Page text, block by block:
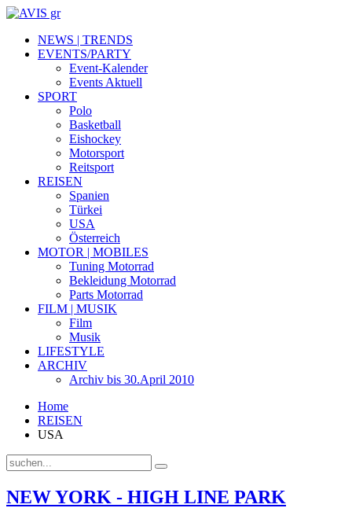
NEWS | TRENDS
EVENTS/PARTY
Event-Kalender
Events Aktuell
SPORT
Polo
Basketball
Eishockey
Motorsport
Reitsport
REISEN
Spanien
Türkei
USA
Österreich
MOTOR | MOBILES
Tuning Motorrad
Bekleidung Motorrad
Parts Motorrad
FILM | MUSIK
Film
Musik
LIFESTYLE
ARCHIV
Archiv bis 30.April 2010
Home
REISEN
USA
NEW YORK - HIGH LINE PARK